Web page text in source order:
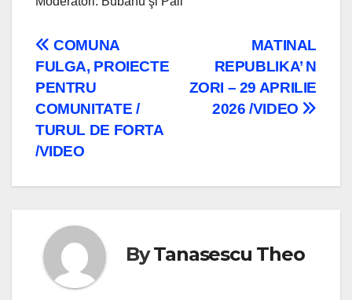
Navigare
în
articole
MATINAL
REPUBLIKA’ N
ZORI – 29 APRILIE
2026 /VIDEO
COMUNA
FULGA, PROIECTE
PENTRU
COMUNITATE /
TURUL DE FORTA
/VIDEO
ByTanasescu Theo